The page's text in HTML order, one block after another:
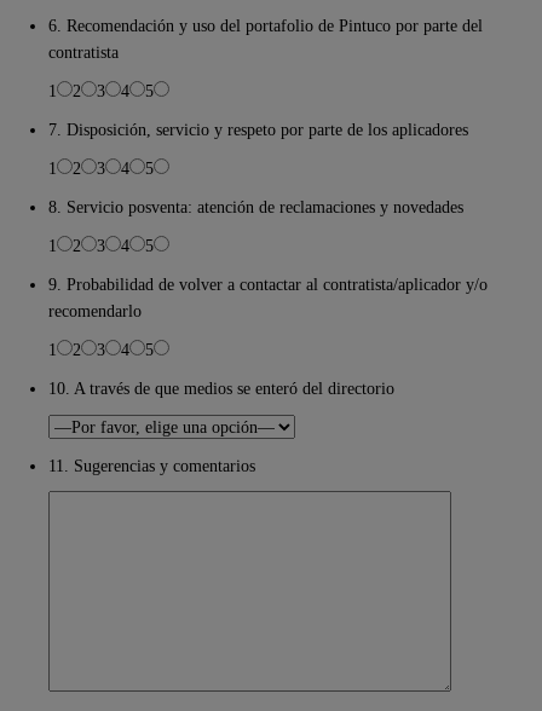
6. Recomendación y uso del portafolio de Pintuco por parte del
contratista
1
2 3 4
5
7. Disposición, servicio y respeto por parte de los aplicadores
1
2 3 4
5
8. Servicio posventa: atención de reclamaciones y novedades
1
2 3 4
5
9. Probabilidad de volver a contactar al contratista/aplicador y/o
recomendarlo
1
2 3 4
5
10. A través de que medios se enteró del directorio
11. Sugerencias y comentarios